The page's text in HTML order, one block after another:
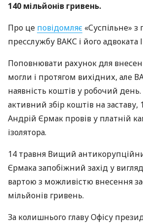
140 мільйонів гривень.
Про це повідомляє «Суспільне»
пресслужбу ВАКС і його адвоката
Поповнювати рахунок для
могли і протягом вихідних, але
наявність коштів у робочий
активний збір коштів на заставу,
Андрій Єрмак провів у платній
ізолятора.
14 травня Вищий
Єрмака запобіжний захід у
вартою з можливістю внесення
мільйонів гривень.
За колишнього главу Офісу